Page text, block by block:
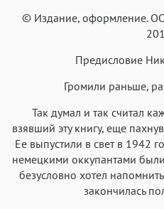
Аа
Аа
Helvetica Neue
Аа
Arial
Аа Аа
Courier New
© Издание, оформление.
Предисловие
Громили раньше,
Так думал и так считал
взявший эту книгу, еще
Ее выпустили в свет в 1942
немецкими оккупантами
безусловно хотел
закончилась